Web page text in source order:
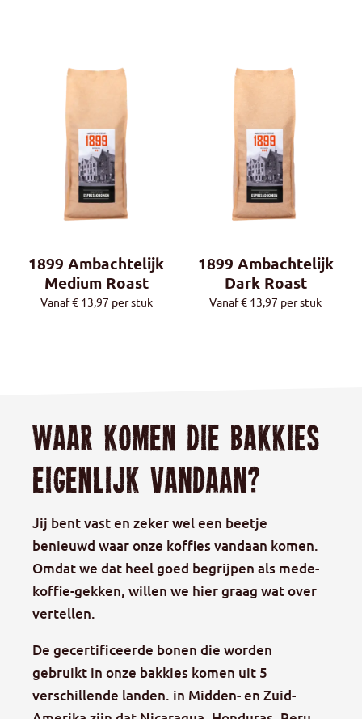
1899 Ambachtelijk
Medium Roast
Vanaf€13,97 per stuk
1899 Ambachtelijk
Dark Roast
Vanaf€ 13,97 per stuk
Waar komen die bakkies
eigenlijk vandaan?
Jij bent vast en zeker wel een beetje
benieuwd waar onze koffies vandaan komen.
Omdat we dat heel goed begrijpen als mede-
koffie-gekken, willen we hier graag wat over
vertellen.
De gecertificeerde bonen die worden
gebruikt in onze bakkies komen uit 5
verschillende landen. in Midden- en Zuid-